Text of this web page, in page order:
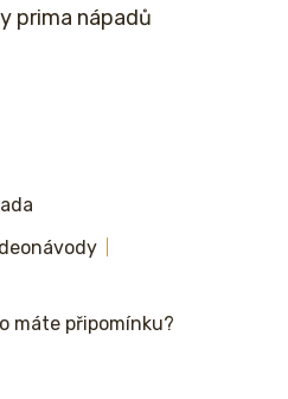
prima nápadů
máte připomínku?